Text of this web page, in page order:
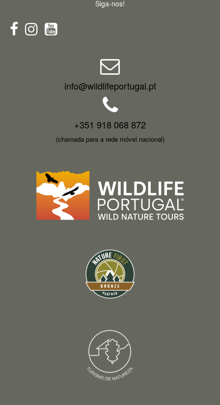
Siga-nos!
info@wildlifeportugal.pt
+351 918 068 872
(chamada para a rede móvel nacional)